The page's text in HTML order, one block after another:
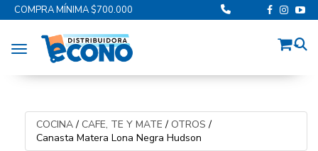
COMPRA MÍNIMA $700.000
Toggle navigation
COCINA/ CAFE, TE Y MATE / OTROS /
Canasta Matera Lona Negra Hudson